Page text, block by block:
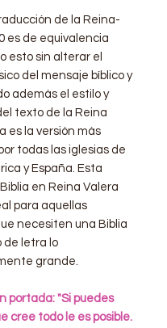
de la Reina-
es de equivalencia
esto sin alterar el
del mensaje bíblico y
además el estilo y
texto de la Reina
es la versión más
todas las iglesias de
y España. Esta
en Reina Valera
para aquellas
necesiten una Biblia
de letra lo
grande.
portada: "Si puedes
cree todo le es posible.